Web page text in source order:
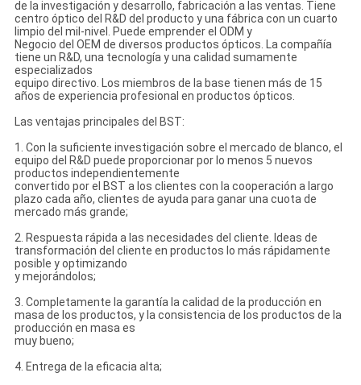
de la investigación y desarrollo, fabricación a las ventas. Tiene
centro óptico del R&D del producto y una fábrica con un cuarto
limpio del mil-nivel. Puede emprender el ODM y
Negocio del OEM de diversos productos ópticos. La compañía
tiene un R&D, una tecnología y una calidad sumamente
especializados
equipo directivo. Los miembros de la base tienen más de 15
años de experiencia profesional en productos ópticos.
Las ventajas principales del BST:
1. Con la suficiente investigación sobre el mercado de blanco, el
equipo del R&D puede proporcionar por lo menos 5 nuevos
productos independientemente
convertido por el BST a los clientes con la cooperación a largo
plazo cada año, clientes de ayuda para ganar una cuota de
mercado más grande;
2. Respuesta rápida a las necesidades del cliente. Ideas de
transformación del cliente en productos lo más rápidamente
posible y optimizando
y mejorándolos;
3. Completamente la garantía la calidad de la producción en
masa de los productos, y la consistencia de los productos de la
producción en masa es
muy bueno;
4. Entrega de la eficacia alta;